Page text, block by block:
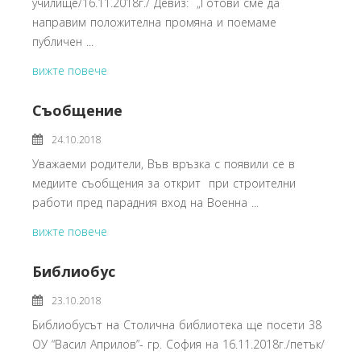
направим положителна промяна и поемаме
публичен ...
вижте повече
Съобщение
24.10.2018
Уважаеми родители, Във връзка с появили се в
медиите съобщения за открит при строителни
работи пред парадния вход на Военна ...
вижте повече
Библиобус
23.10.2018
Библиобусът на Столична библиотека ще посети 38
ОУ “Васил Априлов”- гр. София на 16.11.2018г./петък/